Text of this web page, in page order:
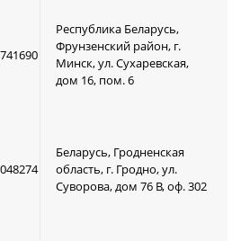
Республика Беларусь,
Фрунзенский район, г.
Минск, ул. Сухаревская,
дом 16, пом. 6
Беларусь, Гродненская
область, г. Гродно, ул.
Суворова, дом 76 В, оф. 302